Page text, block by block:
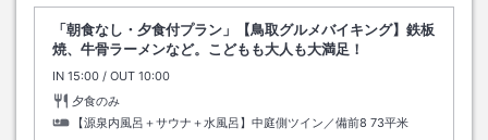
「朝食なし・夕食付プラン」【鳥取グルメバイキング】鉄板
焼、牛骨ラーメンなど。こどもも大人も大満足！
IN チェックイン
15:00 / OUT チェックアウト
10:00
夕食のみ
【源泉内風呂＋サウナ＋水風呂】中庭側ツイン／備前8 73平米